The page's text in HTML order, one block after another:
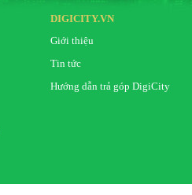
DIGICITY.VN
Giới thiệu
Tin tức
Hướng dẫn trả góp DigiCity